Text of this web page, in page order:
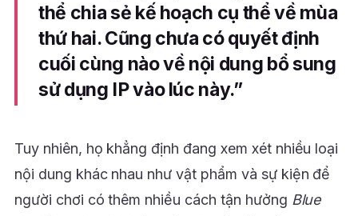
thể chia sẻ kế hoạch cụ thể về mùa
thứ hai. Cũng chưa có quyết định
cuối cùng nào về nội dung bổ sung
sử dụng IP vào lúc này.”
Tuy nhiên, họ khẳng định đang xem xét nhiều loại
nội dung khác nhau như vật phẩm và sự kiện để
người chơi có thêm nhiều cách tận hưởng Blue